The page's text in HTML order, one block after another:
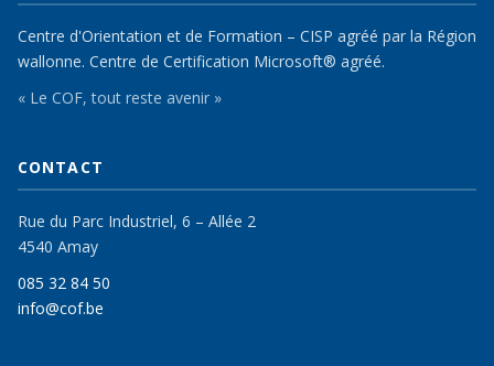
Centre d'Orientation et de Formation – CISP agréé par la Région
wallonne. Centre de Certification Microsoft® agréé.
« Le COF, tout reste avenir »
CONTACT
Rue du Parc Industriel, 6 – Allée 2
4540 Amay
085 32 84 50
info@cof.be